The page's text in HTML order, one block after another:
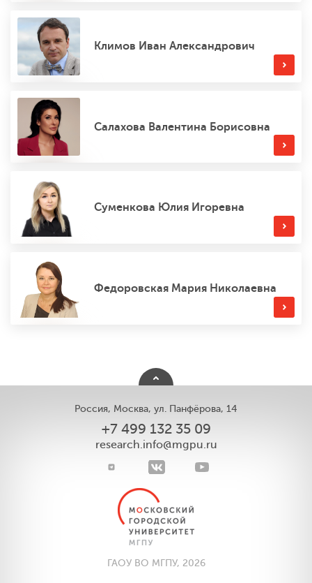
Климов Иван Александрович
Салахова Валентина Борисовна
Суменкова Юлия Игоревна
Федоровская Мария Николаевна
Россия, Москва, ул. Панфёрова, 14
+7 499 132 35 09
research.info@mgpu.ru
ГАОУ ВО МГПУ, 2026